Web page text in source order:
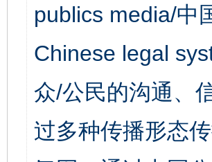
publics media/中
Chinese legal
众/公民的沟通、
过多种传播形态